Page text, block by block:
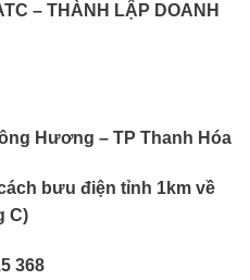
– THÀNH LẬP DOANH
Hương – TP Thanh Hóa
bưu điện tỉnh 1km về
C)
368